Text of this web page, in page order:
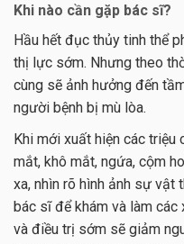
Khi nào cần gặp bác sĩ?
Hầu hết đục thủy tinh thể
thị lực sớm. Nhưng theo
cùng sẽ ảnh hưởng đến
người bệnh bị mù lòa.
Khi mới xuất hiện các triệu
mắt, khô mắt, ngứa, cộm
xa, nhìn rõ hình ảnh sự vật
bác sĩ để khám và làm các
và điều trị sớm sẽ giảm